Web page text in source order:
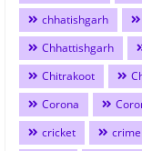
chhatishgarh
Chhattishgarh
Chitrakoot
Corona
cricket
crime